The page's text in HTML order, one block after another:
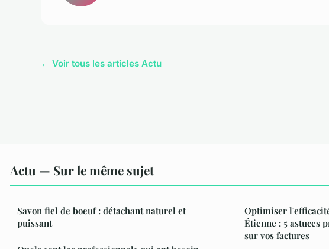
← Voir tous les articles Actu
Actu — Sur le même sujet
Savon fiel de boeuf : détachant naturel et
puissant
Optimiser
Étienne : 5 astuces
sur vos factures